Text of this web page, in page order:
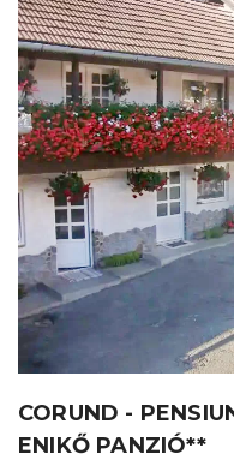
CORUND -
ENIKŐ PANZIÓ**